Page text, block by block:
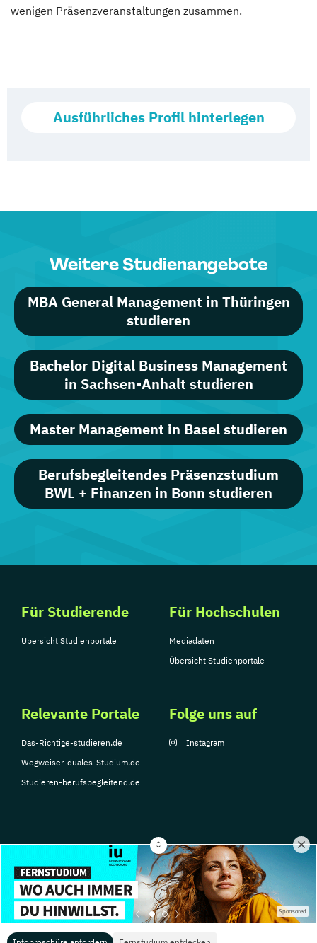
Sponsored
wenigen Präsenzveranstaltungen zusammen.
Ausführliches Profil hinterlegen
Weitere Studienangebote
MBA General Management in Thüringen
studieren
Bachelor Digital Business Management
in Sachsen-Anhalt studieren
Master Management in Basel studieren
Berufsbegleitendes Präsenzstudium
BWL + Finanzen in Bonn studieren
Für Studierende
Übersicht Studienportale
Für Hochschulen
Mediadaten
Übersicht Studienportale
Relevante Portale
Das-Richtige-studieren.de
Wegweiser-duales-Studium.de
Studieren-berufsbegleitend.de
Folge uns auf
Instagram
© Copyright 2026, TarGroup Media GmbH
Impressum
Datenschutzerklärung Nutzungsbedingungen